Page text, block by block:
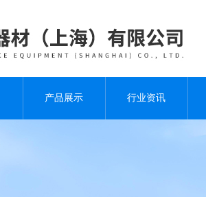
产品展示 行业资讯